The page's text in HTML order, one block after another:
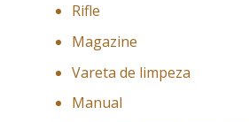
Rifle
Magazine
Vareta de limpeza
Manual